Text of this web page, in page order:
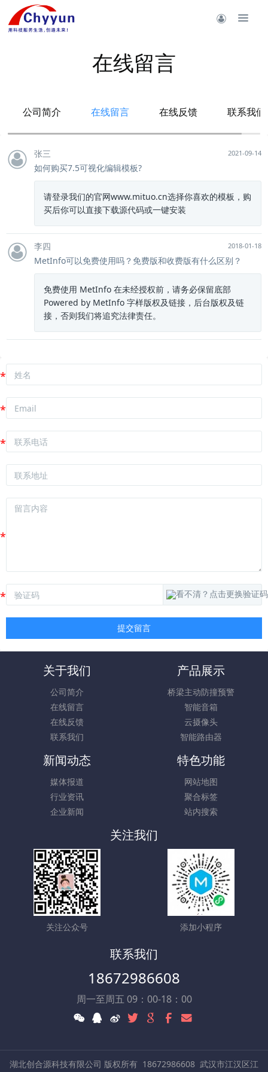
在线留言
公司简介 在线留言 在线反馈 联系我们
2021-09-14
张三
如何购买7.5可视化编辑模板?
请登录我们的官网www.mituo.cn选择你喜欢的模板，购
买后你可以直接下载源代码或一键安装
2018-01-18
李四
MetInfo可以免费使用吗？免费版和收费版有什么区别？
免费使用 MetInfo 在未经授权前，请务必保留底部
Powered by MetInfo 字样版权及链接，后台版权及链
接，否则我们将追究法律责任。
提交留言
关于我们
公司简介
在线留言
在线反馈
联系我们
产品展示
桥梁主动防撞预警
智能音箱
云摄像头
智能路由器
新闻动态
媒体报道
行业资讯
企业新闻
特色功能
网站地图
聚合标签
站内搜索
关注我们
关注公众号 添加小程序
联系我们
18672986608
周一至周五 09：00-18：00
湖北创合源科技有限公司 版权所有 18672986608 武汉市江汉区江